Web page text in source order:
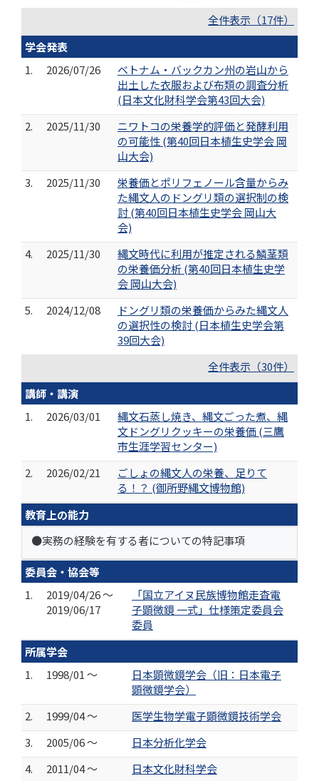
全件表示（17件）
学会発表
1.
2026/07/26
ベトナム・バックカン州の岩山から
出土した衣服および布類の調査分析
(日本文化財科学会第43回大会)
2.
2025/11/30
ニワトコの栄養学的評価と発酵利用
の可能性 (第40回日本植生史学会 岡
山大会)
3.
2025/11/30
栄養価とポリフェノール含量からみ
た縄文人のドングリ類の選択制の検
討 (第40回日本植生史学会 岡山大
会)
4.
2025/11/30
縄文時代に利用が推定される鱗茎類
の栄養価分析 (第40回日本植生史学
会 岡山大会)
5.
2024/12/08
ドングリ類の栄養価からみた縄文人
の選択性の検討 (日本植生史学会第
39回大会)
全件表示（30件）
講師・講演
1.
2026/03/01
縄文石蒸し焼き、縄文ごった煮、縄
文ドングリクッキーの栄養価 (三鷹
市生涯学習センター)
2.
2026/02/21
ごしょの縄文人の栄養、足りて
る！？ (御所野縄文博物館)
教育上の能力
●実務の経験を有する者についての特記事項
委員会・協会等
1.
2019/04/26 ～
2019/06/17
「国立アイヌ民族博物館走査電
子顕微鏡 一式」仕様策定委員会
委員
所属学会
1.
1998/01 ～
日本顕微鏡学会（旧：日本電子
顕微鏡学会）
2.
1999/04 ～
医学生物学電子顕微鏡技術学会
3.
2005/06 ～
日本分析化学会
4.
2011/04 ～
日本文化財科学会